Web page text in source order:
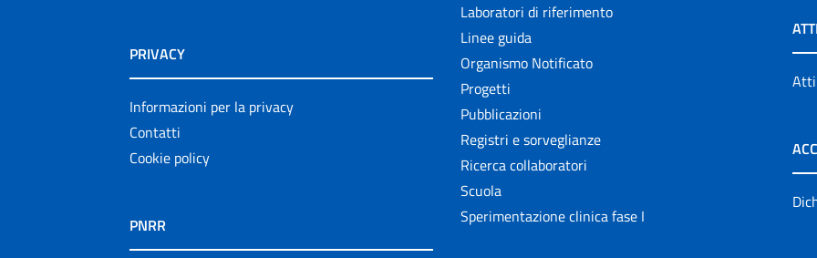
PRIVACY
Informazioni per la privacy
Contatti
Cookie policy
PNRR
Laboratori di riferimento
Linee guida
Organismo Notificato
Progetti
Pubblicazioni
Registri e sorveglianze
Ricerca collaboratori
Scuola
Sperimentazione clinica fase I
Atti